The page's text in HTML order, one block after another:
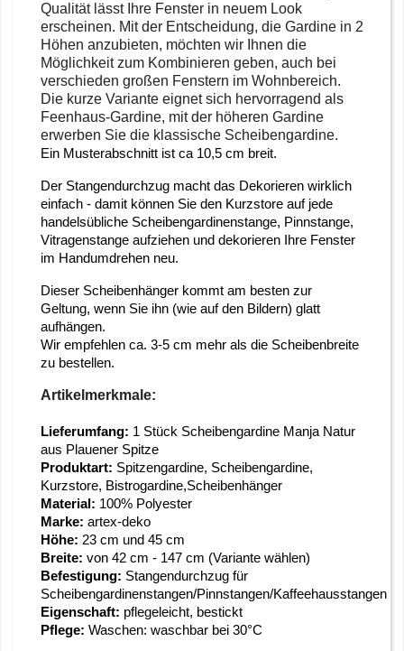
Qualität lässt Ihre Fenster in neuem Look
erscheinen. Mit der Entscheidung, die Gardine in 2
Höhen anzubieten, möchten wir Ihnen die
Möglichkeit zum Kombinieren geben, auch bei
verschieden großen Fenstern im Wohnbereich.
Die kurze Variante eignet sich hervorragend als
Feenhaus-Gardine, mit der höheren Gardine
erwerben Sie die klassische Scheibengardine.
Ein Musterabschnitt ist ca 10,5 cm breit.
Der Stangendurchzug macht das Dekorieren wirklich
einfach - damit können Sie den Kurzstore auf jede
handelsübliche Scheibengardinenstange, Pinnstange,
Vitragenstange aufziehen und dekorieren Ihre Fenster
im Handumdrehen neu.
Dieser Scheibenhänger kommt am besten zur
Geltung, wenn Sie ihn (wie auf den Bildern) glatt
aufhängen.
Wir empfehlen ca. 3-5 cm mehr als die Scheibenbreite
zu bestellen.
Artikelmerkmale:
Lieferumfang: 1 Stück Scheibengardine Manja Natur
aus Plauener Spitze
Produktart: Spitzengardine, Scheibengardine,
Kurzstore, Bistrogardine,Scheibenhänger
Material: 100% Polyester
Marke: artex-deko
Höhe: 23 cm und 45 cm
Breite: von 42 cm - 147 cm (Variante wählen)
Befestigung: Stangendurchzug für
Scheibengardinenstangen/Pinnstangen/Kaffeehausstangen
Eigenschaft: pflegeleicht, bestickt
Pflege: Waschen: waschbar bei 30°C